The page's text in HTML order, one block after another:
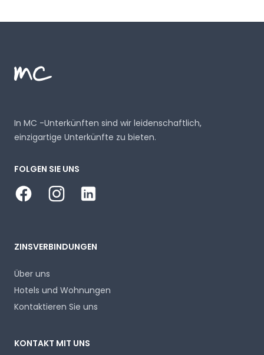
In MC -Unterkünften sind wir leidenschaftlich,
einzigartige Unterkünfte zu bieten.
FOLGEN SIE UNS
FacebookInstagram
LinkedIn
ZINSVERBINDUNGEN
Über uns
Hotels und Wohnungen
Kontaktieren Sie uns
KONTAKT MIT UNS